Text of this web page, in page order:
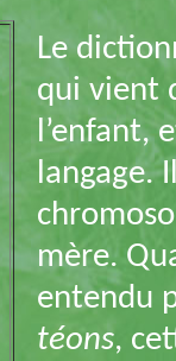
Le
qui vient
l’enfant,
langage.
mère.
entendu
téons,